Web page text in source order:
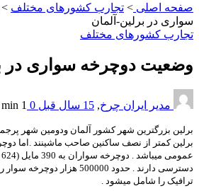
صفحه اصلی > تجارب کشورهای مختلف >
سواری در برلین-آلمان
تجارب کشورهای مختلف
وضعیت دوچرخه سواری در
مدیر ایران چرخ, 15 سال قبل 0
1 min
برلین بزرگترین شهر کشور آلمان ودومین شهر
برلین کمتر از نصف ساکنین صاحب ماشینند .اما
ترافیک را شامل میشود .